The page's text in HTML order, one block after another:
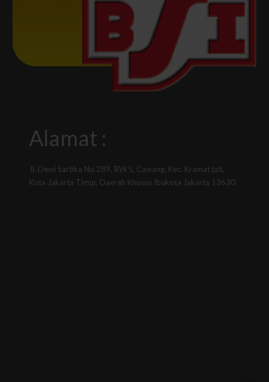
Alamat :
Jl. Dewi Sartika No.289, RW.5, Cawang, Kec. Kramat jati,
Kota Jakarta Timur, Daerah Khusus Ibukota Jakarta 13630